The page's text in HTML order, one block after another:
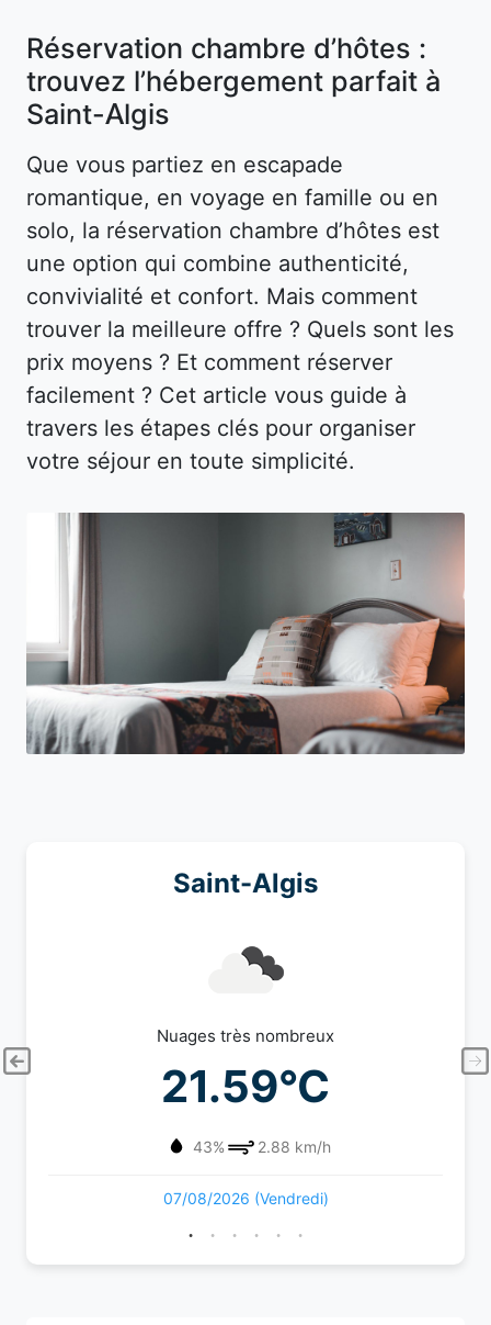
Réservation chambre d’hôtes :
trouvez l’hébergement parfait à
Saint-Algis
Que vous partiez en escapade
romantique, en voyage en famille ou en
solo, la réservation chambre d’hôtes est
une option qui combine authenticité,
convivialité et confort. Mais comment
trouver la meilleure offre ? Quels sont les
prix moyens ? Et comment réserver
facilement ? Cet article vous guide à
travers les étapes clés pour organiser
votre séjour en toute simplicité.
Saint-Algis
Nuages très nombreux
21.59°C
43% 2.88 km/h
07/08/2026 (Vendredi)